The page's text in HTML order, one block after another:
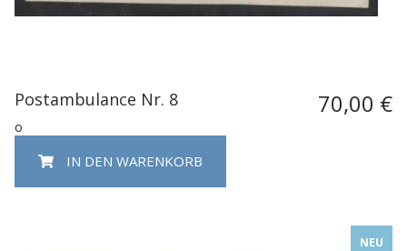
Postambulance Nr. 8 70,00 €
o
IN DEN WARENKORB
NEU